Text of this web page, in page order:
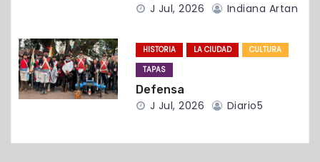
a
s
J Jul, 2026 Indiana Artan
HISTORIA LA CIUDAD
CULTURA
TAPAS
Defensa
J Jul, 2026 Diario5